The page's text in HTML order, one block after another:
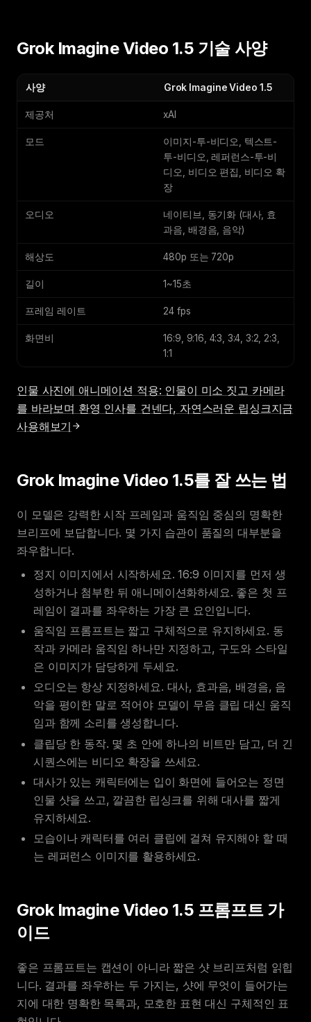
Grok Imagine Video 1.5 기술 사양
사양 Grok Imagine Video 1.5
제공처 xAI
모드
이미지-투-비디오, 텍스트-
투-비디오, 레퍼런스-투-비
디오, 비디오 편집, 비디오 확
장
오디오
네이티브, 동기화 (대사, 효
과음, 배경음, 음악)
해상도 480p 또는 720p
길이 1~15초
프레임 레이트 24 fps
화면비
16:9, 9:16, 4:3, 3:4, 3:2, 2:3,
1:1
인물 사진에 애니메이션 적용: 인물이 미소 짓고 카메라
를 바라보며 환영 인사를 건넨다, 자연스러운 립싱크지금
사용해보기
Grok Imagine Video 1.5를 잘 쓰는 법
이 모델은 강력한 시작 프레임과 움직임 중심의 명확한
브리프에 보답합니다. 몇 가지 습관이 품질의 대부분을
좌우합니다.
정지 이미지에서 시작하세요. 16:9 이미지를 먼저 생
성하거나 첨부한 뒤 애니메이션화하세요. 좋은 첫 프
레임이 결과를 좌우하는 가장 큰 요인입니다.
움직임 프롬프트는 짧고 구체적으로 유지하세요. 동
작과 카메라 움직임 하나만 지정하고, 구도와 스타일
은 이미지가 담당하게 두세요.
오디오는 항상 지정하세요. 대사, 효과음, 배경음, 음
악을 평이한 말로 적어야 모델이 무음 클립 대신 움직
임과 함께 소리를 생성합니다.
클립당 한 동작. 몇 초 안에 하나의 비트만 담고, 더 긴
시퀀스에는 비디오 확장을 쓰세요.
대사가 있는 캐릭터에는 입이 화면에 들어오는 정면
인물 샷을 쓰고, 깔끔한 립싱크를 위해 대사를 짧게
유지하세요.
모습이나 캐릭터를 여러 클립에 걸쳐 유지해야 할 때
는 레퍼런스 이미지를 활용하세요.
Grok Imagine Video 1.5 프롬프트 가
이드
좋은 프롬프트는 캡션이 아니라 짧은 샷 브리프처럼 읽힙
니다. 결과를 좌우하는 두 가지는, 샷에 무엇이 들어가는
지에 대한 명확한 목록과, 모호한 표현 대신 구체적인 표